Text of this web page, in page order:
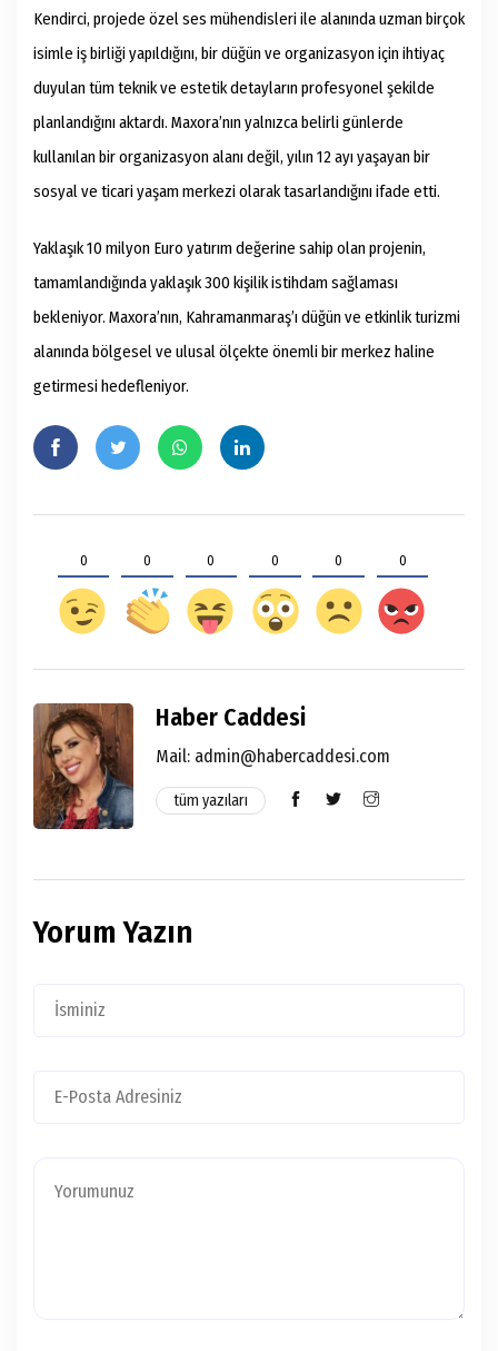
Kendirci, projede özel ses mühendisleri ile alanında uzman birçok
isimle iş birliği yapıldığını, bir düğün ve organizasyon için ihtiyaç
duyulan tüm teknik ve estetik detayların profesyonel şekilde
planlandığını aktardı. Maxora’nın yalnızca belirli günlerde
kullanılan bir organizasyon alanı değil, yılın 12 ayı yaşayan bir
sosyal ve ticari yaşam merkezi olarak tasarlandığını ifade etti.
Yaklaşık 10 milyon Euro yatırım değerine sahip olan projenin,
tamamlandığında yaklaşık 300 kişilik istihdam sağlaması
bekleniyor. Maxora’nın, Kahramanmaraş’ı düğün ve etkinlik turizmi
alanında bölgesel ve ulusal ölçekte önemli bir merkez haline
getirmesi hedefleniyor.
0 0 0 0 0 0
Haber Caddesi
Mail: admin@habercaddesi.com
tüm yazıları
Yorum Yazın